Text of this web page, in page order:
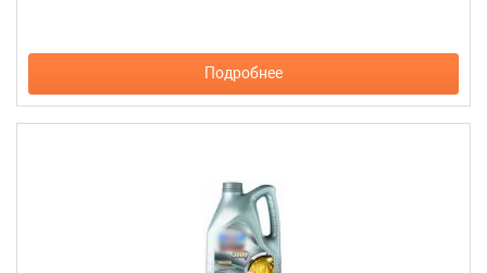
Подробнее